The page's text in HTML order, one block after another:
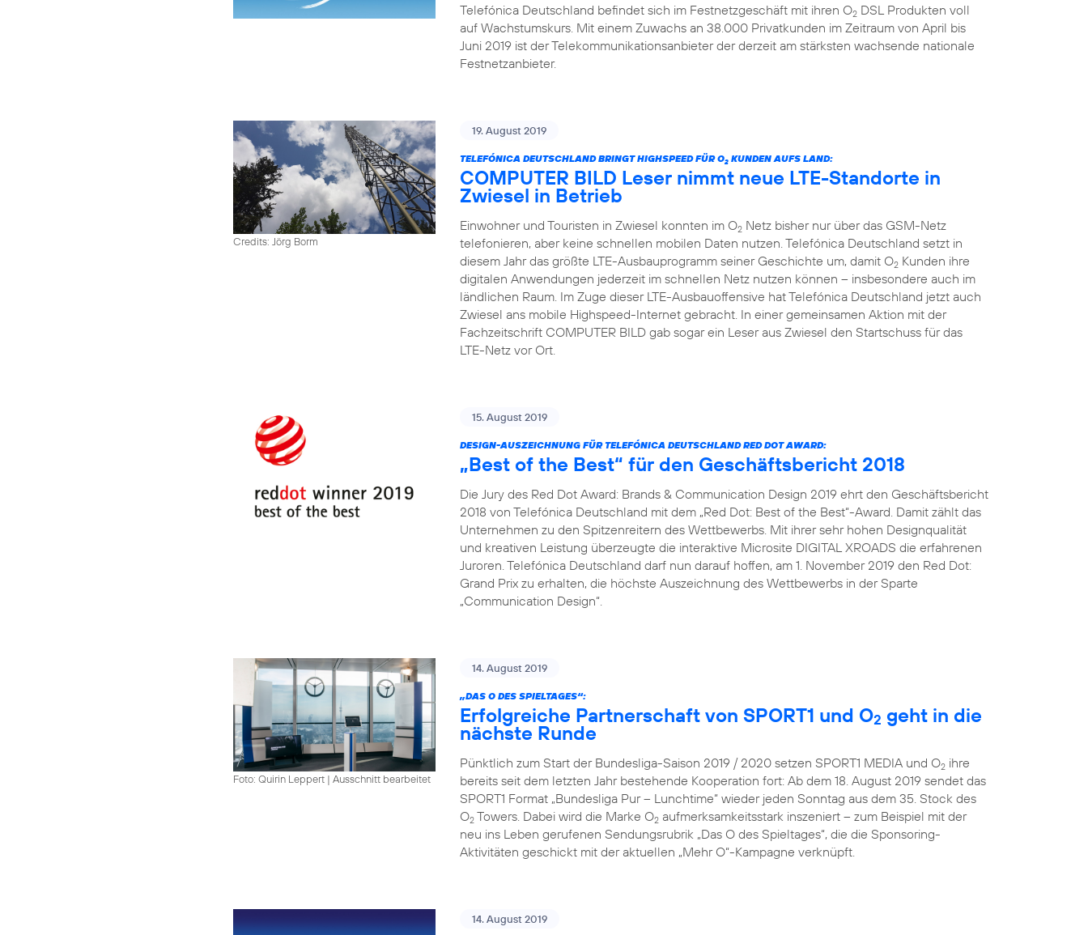
Telefónica Deutschland befindet sich im Festnetzgeschäft mit ihren O2 DSL Produkten voll
auf Wachstumskurs. Mit einem Zuwachs an 38.000 Privatkunden im Zeitraum von April bis
Juni 2019 ist der Telekommunikationsanbieter der derzeit am stärksten wachsende nationale
Festnetzanbieter.
Credits: Jörg Borm
19. August 2019
TELEFÓNICA DEUTSCHLAND BRINGT HIGHSPEED FÜR O2 KUNDEN AUFS LAND:
COMPUTER BILD Leser nimmt neue LTE-Standorte in
Zwiesel in Betrieb
Einwohner und Touristen in Zwiesel konnten im O2 Netz bisher nur über das GSM-Netz
telefonieren, aber keine schnellen mobilen Daten nutzen. Telefónica Deutschland setzt in
diesem Jahr das größte LTE-Ausbauprogramm seiner Geschichte um, damit O2 Kunden ihre
digitalen Anwendungen jederzeit im schnellen Netz nutzen können – insbesondere auch im
ländlichen Raum. Im Zuge dieser LTE-Ausbauoffensive hat Telefónica Deutschland jetzt auch
Zwiesel ans mobile Highspeed-Internet gebracht. In einer gemeinsamen Aktion mit der
Fachzeitschrift COMPUTER BILD gab sogar ein Leser aus Zwiesel den Startschuss für das
LTE-Netz vor Ort.
15. August 2019
DESIGN-AUSZEICHNUNG FÜR TELEFÓNICA DEUTSCHLAND RED DOT AWARD:
„Best of the Best“ für den Geschäftsbericht 2018
Die Jury des Red Dot Award: Brands & Communication Design 2019 ehrt den Geschäftsbericht
2018 von Telefónica Deutschland mit dem „Red Dot: Best of the Best“-Award. Damit zählt das
Unternehmen zu den Spitzenreitern des Wettbewerbs. Mit ihrer sehr hohen Designqualität
und kreativen Leistung überzeugte die interaktive Microsite DIGITAL XROADS die erfahrenen
Juroren. Telefónica Deutschland darf nun darauf hoffen, am 1. November 2019 den Red Dot:
Grand Prix zu erhalten, die höchste Auszeichnung des Wettbewerbs in der Sparte
„Communication Design“.
Foto: Quirin Leppert | Ausschnitt bearbeitet
14. August 2019
„DAS O DES SPIELTAGES“:
Erfolgreiche Partnerschaft von SPORT1 und O2 geht in die
nächste Runde
Pünktlich zum Start der Bundesliga-Saison 2019 / 2020 setzen SPORT1 MEDIA und O2 ihre
bereits seit dem letzten Jahr bestehende Kooperation fort: Ab dem 18. August 2019 sendet das
SPORT1 Format „Bundesliga Pur – Lunchtime“ wieder jeden Sonntag aus dem 35. Stock des
O2 Towers. Dabei wird die Marke O2 aufmerksamkeitsstark inszeniert – zum Beispiel mit der
neu ins Leben gerufenen Sendungsrubrik „Das O des Spieltages“, die die Sponsoring-
Aktivitäten geschickt mit der aktuellen „Mehr O“-Kampagne verknüpft.
14. August 2019